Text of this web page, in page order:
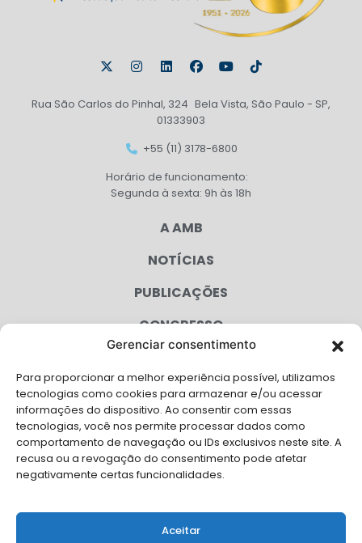
Gerenciar consentimento
Para proporcionar a melhor experiência possível, utilizamos
tecnologias como cookies para armazenar e/ou acessar
informações do dispositivo. Ao consentir com essas
tecnologias, você nos permite processar dados como
comportamento de navegação ou IDs exclusivos neste site. A
recusa ou a revogação do consentimento pode afetar
negativamente certas funcionalidades.
Aceitar
Rua São Carlos do Pinhal, 324 Bela Vista, São Paulo - SP,
01333903
+55 (11) 3178-6800
Horário de funcionamento:
Segunda à sexta: 9h às 18h
A AMB
NOTÍCIAS
PUBLICAÇÕES
CONGRESSO
CAMPANHAS
SERVIÇOS
FILIADAS
FALE CONOSCO